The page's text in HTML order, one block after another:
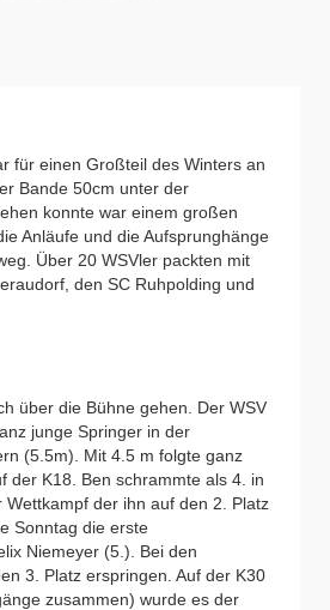
für einen Großteil des Winters an
Bande 50cm unter der
konnte war einem großen
Anläufe und die Aufsprunghänge
Über 20 WSVler packten mit
den SC Ruhpolding und
über die Bühne gehen. Der WSV
junge Springer in der
(5.5m). Mit 4.5 m folgte ganz
der K18. Ben schrammte als 4. in
der ihn auf den 2. Platz
Sonntag die erste
Niemeyer (5.). Bei den
3. Platz erspringen. Auf der K30
zusammen) wurde es der